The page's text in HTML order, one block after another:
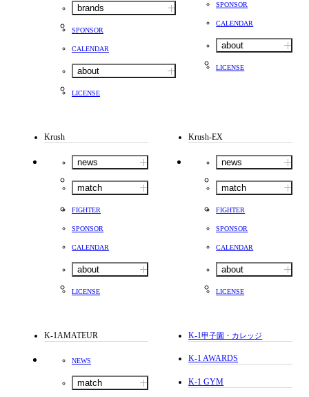
brands
SPONSOR
CALENDAR
about
LICENSE
SPONSOR
CALENDAR
about
LICENSE
Krush
news
match
FIGHTER
SPONSOR
CALENDAR
about
LICENSE
Krush-EX
news
match
FIGHTER
SPONSOR
CALENDAR
about
LICENSE
K-1AMATEUR
NEWS
match
K-1甲子園・カレッジ
K-1 AWARDS
K-1 GYM